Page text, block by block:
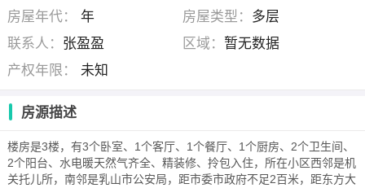
房屋年代：
年 房屋类型： 多层
联系人： 张盈盈 区域： 暂无数据
产权年限：
未知
房源描述
楼房是3楼，有3个卧室、1个客厅、1个餐厅、1个厨房、2个卫生间、
2个阳台、水电暖天然气齐全、精装修、拎包入住，所在小区西邻是机
关托儿所，南邻是乳山市公安局，距市委市政府不足2百米，距东方大